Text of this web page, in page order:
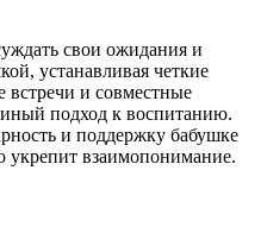
свои ожидания и
устанавливая четкие
встречи и совместные
подход к воспитанию.
и поддержку бабушке
укрепит взаимопонимание.